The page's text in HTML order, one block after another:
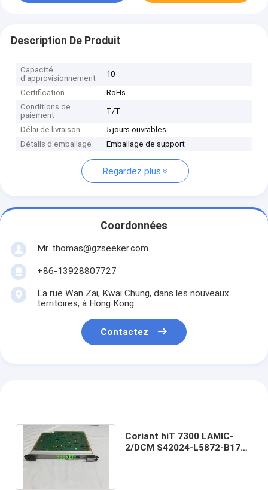
Description De Produit
Capacité
d'approvisionnement
10
Certification
RoHs
Conditions de
paiement
T/T
Délai de livraison
5 jours ouvrables
Détails d'emballage
Emballage de support
Regardez plus
Coordonnées
Mr. thomas@gzseeker.com
+86-13928807727
La rue Wan Zai, Kwai Chung, dans les nouveaux
territoires, à Hong Kong.
Contactez
Coriant hiT 7300 LAMIC-
2/DCM S42024-L5872-B171